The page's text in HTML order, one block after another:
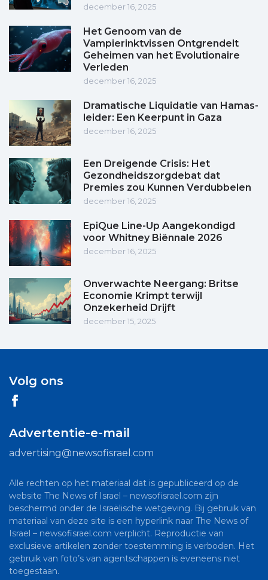
december 16, 2025
Het Genoom van de
Vampierinktvissen Ontgrendelt
Geheimen van het Evolutionaire
Verleden
december 16, 2025
Dramatische Liquidatie van Hamas-
leider: Een Keerpunt in Gaza
december 16, 2025
Een Dreigende Crisis: Het
Gezondheidszorgdebat dat
Premies zou Kunnen Verdubbelen
december 16, 2025
EpiQue Line-Up Aangekondigd
voor Whitney Biënnale 2026
december 16, 2025
Onverwachte Neergang: Britse
Economie Krimpt terwijl
Onzekerheid Drijft
december 15, 2025
Volg ons
Advertentie-e-mail
advertising@newsofisrael.com
Alle rechten op het materiaal dat is gepubliceerd op de
website The News of Israel – newsofisrael.com zijn
beschermd onder de Israëlische wetgeving. Bij gebruik van
materiaal van deze site is een hyperlink naar The News of
Israel – newsofisrael.com verplicht. Reproductie van
exclusieve artikelen zonder toestemming is verboden. Het
gebruik van foto’s van agentschappen is eveneens niet
toegestaan.